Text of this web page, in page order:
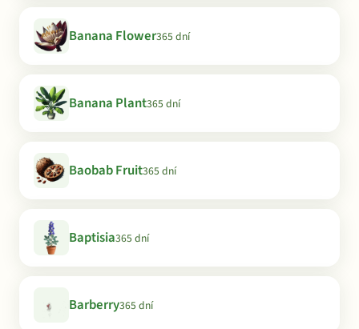
Banana Flower365 dní
Banana Plant365 dní
Baobab Fruit365 dní
Baptisia365 dní
Barberry365 dní